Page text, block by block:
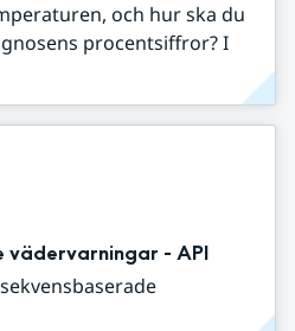
och hur ska du
procentsiffror? I
vädervarningar - API